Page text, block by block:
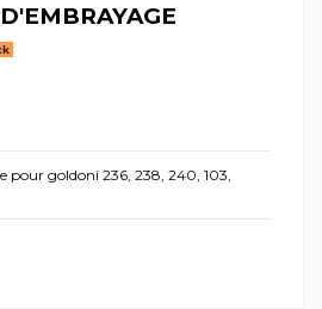
goldoni 236, 238, 240, 103,